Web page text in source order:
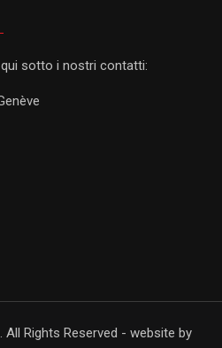
sotto i nostri contatti:
Rights Reserved - website by